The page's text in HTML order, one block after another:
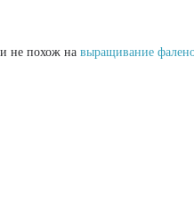
и не похож на выращивание